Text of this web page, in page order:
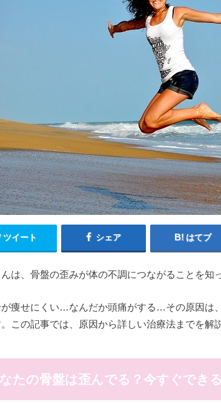
ツイート シェア はてブ
は、骨盤の歪みが体の不調につながることを知
痩せにくい…なんだか頭痛がする…その原因は
この記事では、原因から詳しい治療法までを解
たの骨盤は歪んでる？今すぐでき